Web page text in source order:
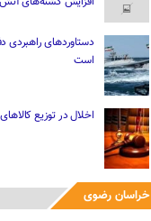
است
اخلال در توزیع
خراسان رضوی